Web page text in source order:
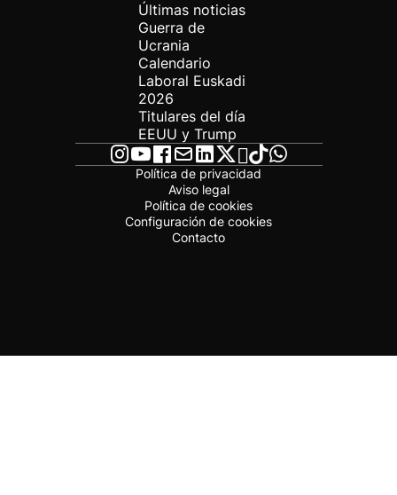
Últimas noticias
Guerra de
Ucrania
Calendario
Laboral Euskadi
2026
Titulares del día
EEUU y Trump
Política de privacidad
Aviso legal
Política de cookies
Configuración de cookies
Contacto